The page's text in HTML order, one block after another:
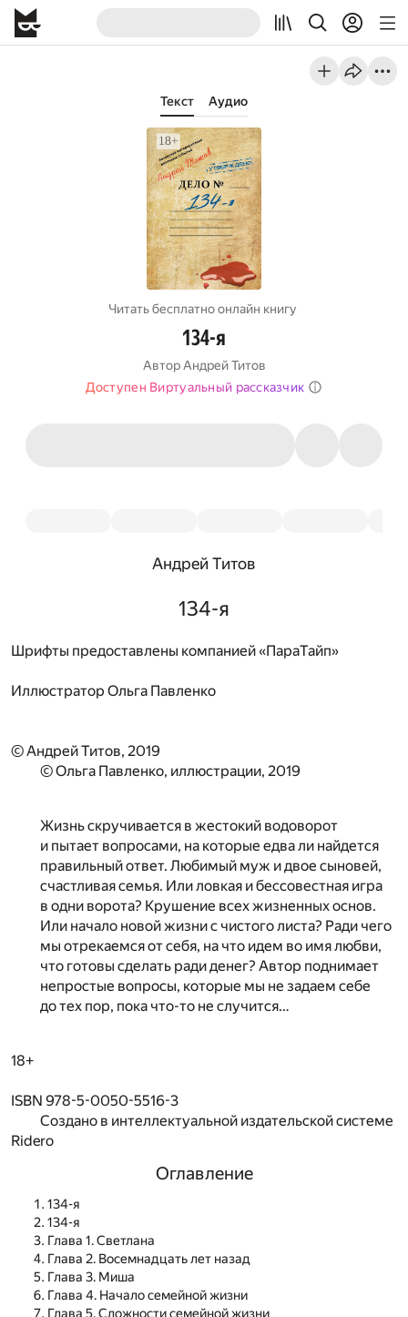
Текст Аудио
Читать бесплатно онлайн книгу
134-я
Автор Андрей Титов
Доступен Виртуальный рассказчик
Андрей Титов
134-я
Шрифты предоставлены компанией «ПараТайп»
Иллюстратор Ольга Павленко
© Андрей Титов, 2019
© Ольга Павленко, иллюстрации, 2019
Жизнь скручивается в жестокий водоворот
и пытает вопросами, на которые едва ли найдется
правильный ответ. Любимый муж и двое сыновей,
счастливая семья. Или ловкая и бессовестная игра
в одни ворота? Крушение всех жизненных основ.
Или начало новой жизни с чистого листа? Ради чего
мы отрекаемся от себя, на что идем во имя любви,
что готовы сделать ради денег? Автор поднимает
непростые вопросы, которые мы не задаем себе
до тех пор, пока что-то не случится…
18+
ISBN 978-5-0050-5516-3
Создано в интеллектуальной издательской системе
Ridero
Оглавление
134-я
134-я
Глава 1. Светлана
Глава 2. Восемнадцать лет назад
Глава 3. Миша
Глава 4. Начало семейной жизни
Глава 5. Сложности семейной жизни